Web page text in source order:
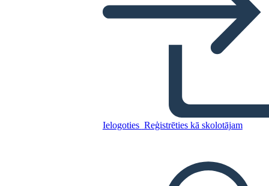
Ielogoties Reģistrēties kā skolotājam
Relación tóxica
IZVEIDOT STĀSTU SHĒMU